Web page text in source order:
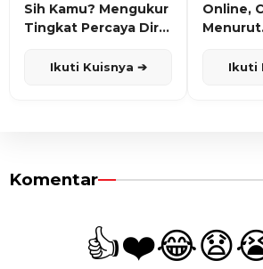
Sih Kamu? Mengukur
Tingkat Percaya Diri
Ikuti Kuisnya ➔
Online,
Menurut
Ikuti
Komentar
👍❤️😂😧